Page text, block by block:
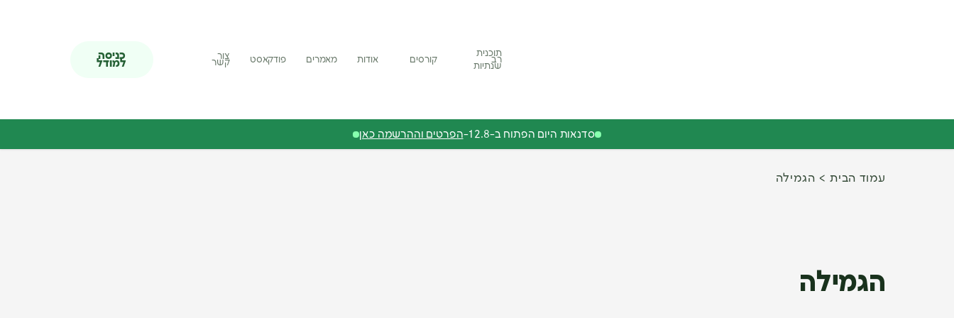
תוכנית
רב
שנתיות
קורסים אודות מאמרים פודקאסט צור
קשר
כניסה
למודל
סדנאות היום הפתוח ב-12.8- הפרטים וההרשמה כאן
עמוד הבית הגמילה
הגמילה